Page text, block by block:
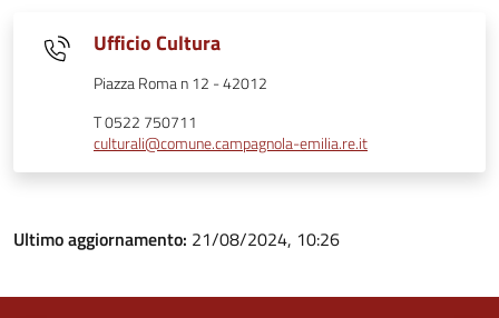
Ufficio Cultura
Piazza Roma n 12 - 42012
T 0522 750711
culturali@comune.campagnola-emilia.re.it
Ultimo aggiornamento: 21/08/2024, 10:26